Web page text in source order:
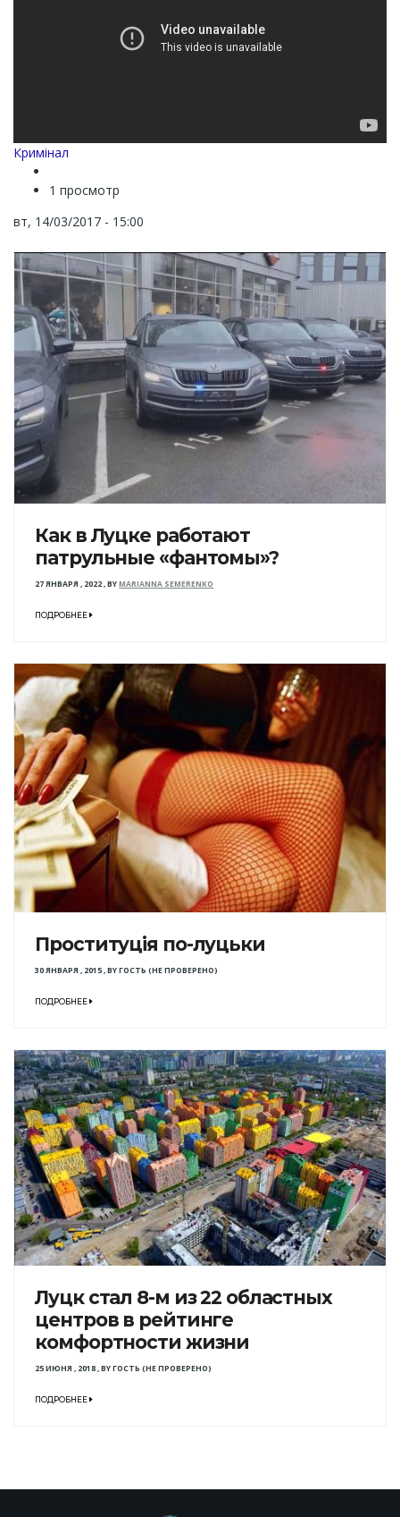
Кримінал
1 просмотр
вт, 14/03/2017 - 15:00
Как в Луцке работают
патрульные «фантомы»?
27 ЯНВАРЯ , 2022,BYMARIANNA SEMERENKO
ПОДРОБНЕЕ
Проституція по-луцьки
30 ЯНВАРЯ , 2015,BYГОСТЬ (НЕ ПРОВЕРЕНО)
ПОДРОБНЕЕ
Луцк стал 8-м из 22 областных
центров в рейтинге
комфортности жизни
25 ИЮНЯ , 2018,BYГОСТЬ (НЕ ПРОВЕРЕНО)
ПОДРОБНЕЕ